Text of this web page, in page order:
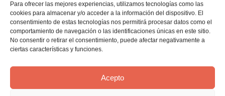
Para ofrecer las mejores experiencias, utilizamos tecnologías como las
cookies para almacenar y/o acceder a la información del dispositivo. El
consentimiento de estas tecnologías nos permitirá procesar datos como el
comportamiento de navegación o las identificaciones únicas en este sitio.
No consentir o retirar el consentimiento, puede afectar negativamente a
ciertas características y funciones.
Acepto
Monasterio:monasterio@buenafuente.org
Información:informacion@buenafuente.org
Casa de acogida:acogida@buenafuente.org
Ángel Moreno:angel@buenafuente.org